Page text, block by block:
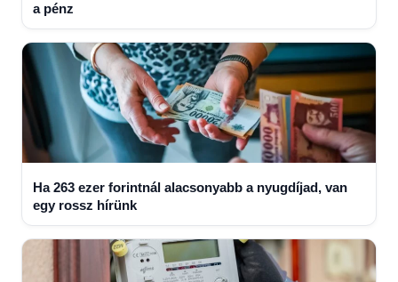
a pénz
Ha 263 ezer forintnál alacsonyabb a nyugdíjad, van
egy rossz hírünk